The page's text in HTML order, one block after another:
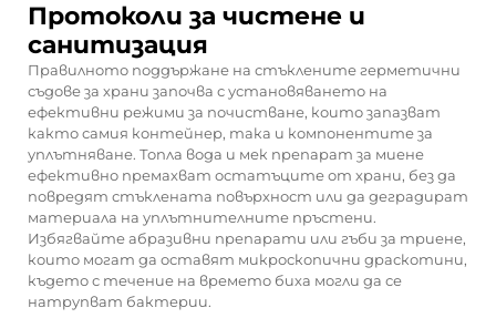
Протоколи за чистене и
санитизация
Правилното поддържане на стъклените герметични
съдове за храни започва с установяването на
ефективни режими за почистване, които запазват
както самия контейнер, така и компонентите за
уплътняване. Топла вода и мек препарат за миене
ефективно премахват остатъците от храни, без да
повредят стъклената повърхност или да деградират
материала на уплътнителните пръстени.
Избягвайте абразивни препарати или гъби за триене,
които могат да оставят микроскопични драскотини,
където с течение на времето биха могли да се
натрупват бактерии.